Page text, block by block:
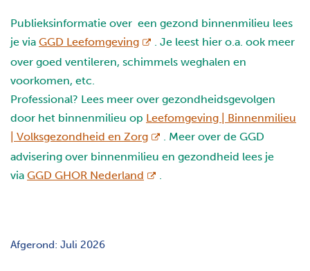
Publieksinformatie over een gezond binnenmilieu lees
je via GGD Leefomgevingopent nieuw scherm
. Je leest hier o.a. ook meer
over goed ventileren, schimmels weghalen en
voorkomen, etc.
Professional? Lees meer over gezondheidsgevolgen
door het binnenmilieu op Leefomgeving | Binnenmilieu
| Volksgezondheid en Zorgopent nieuw scherm
. Meer over de GGD
advisering over binnenmilieu en gezondheid lees je
via GGD GHOR Nederland opent nieuw scherm
.
Afgerond: Juli 2026